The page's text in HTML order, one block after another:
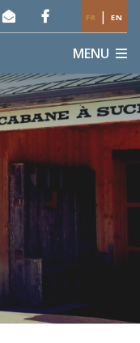
FR | EN
MENU